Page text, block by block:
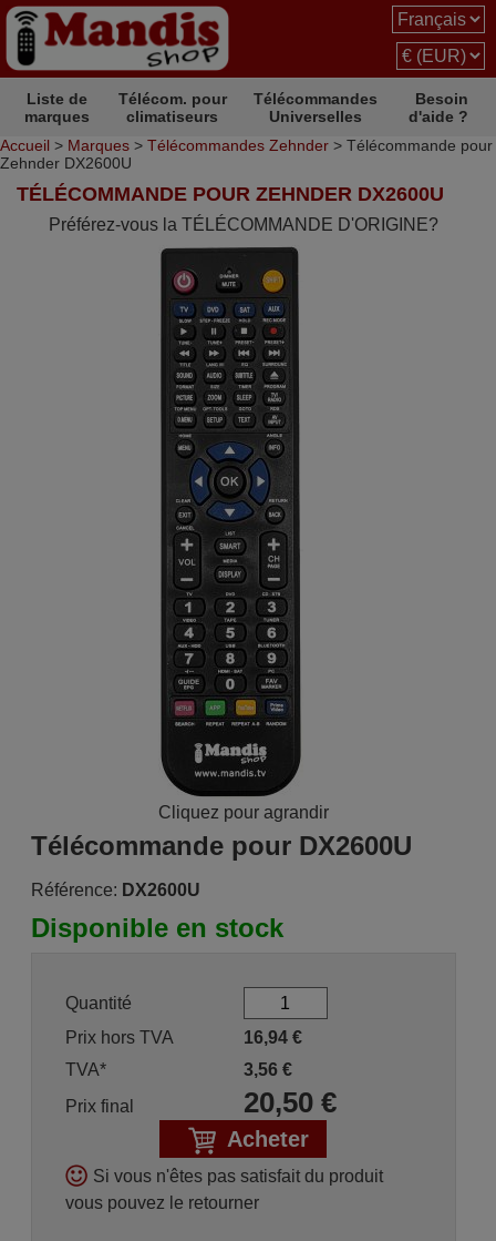
Liste de
marques
Télécom. pour
climatiseurs
Télécommandes
Universelles
Besoin
d'aide ?
Accueil > Marques > Télécommandes Zehnder > Télécommande pour
Zehnder DX2600U
TÉLÉCOMMANDE POUR ZEHNDER DX2600U
Préférez-vous la TÉLÉCOMMANDE D'ORIGINE?
Cliquez pour agrandir
Télécommande pour DX2600U
Référence: DX2600U
Disponible en stock
Quantité
Prix hors TVA
16,94€
TVA*
3,56€
Prix final
20,50€
Acheter
Si vous n'êtes pas satisfait du produit
vous pouvez le retourner